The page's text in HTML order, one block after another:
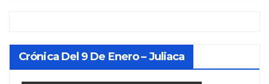
Crónica Del 9 De Enero – Juliaca